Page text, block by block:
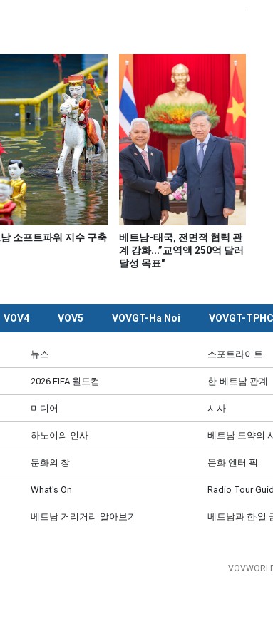
소프트파워 지수 구축
베트남-태국, 전면적 협력 관
계 강화...”교역액 250억 달러
달성 목표"
VOV4 VOV5 VOVGT-Ha Noi VOVGT-
뉴스 스포트라이트
2026 FIFA 월드컵 한-베트남 관계
미디어 시사
하노이의 인사 베트남 도약의
문화의 창 문화 엔터 픽
What's On Radio Tour
베트남 거리거리 알아보기 베트남과 한‧일